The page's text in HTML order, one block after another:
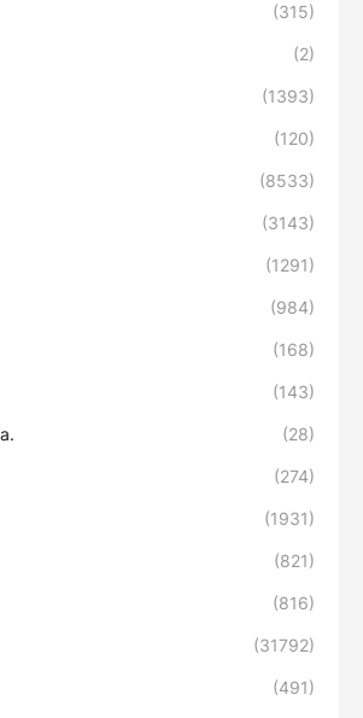
(315)
(2)
(1393)
(120)
(8533)
(3143)
(1291)
(984)
(168)
(143)
(28)
(274)
(1931)
(821)
(816)
(31792)
(491)